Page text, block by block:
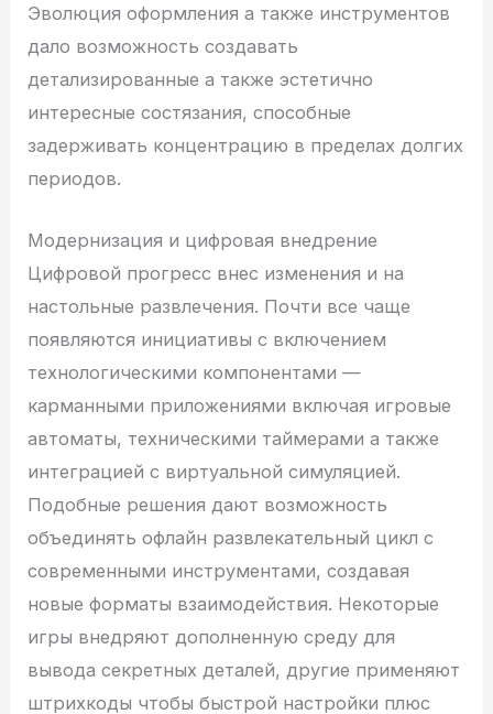
Эволюция оформления а также инструментов
дало возможность создавать
детализированные а также эстетично
интересные состязания, способные
задерживать концентрацию в пределах долгих
периодов.
Модернизация и цифровая внедрение
Цифровой прогресс внес изменения и на
настольные развлечения. Почти все чаще
появляются инициативы с включением
технологическими компонентами —
карманными приложениями включая игровые
автоматы, техническими таймерами а также
интеграцией с виртуальной симуляцией.
Подобные решения дают возможность
объединять офлайн развлекательный цикл с
современными инструментами, создавая
новые форматы взаимодействия. Некоторые
игры внедряют дополненную среду для
вывода секретных деталей, другие применяют
штрихкоды чтобы быстрой настройки плюс